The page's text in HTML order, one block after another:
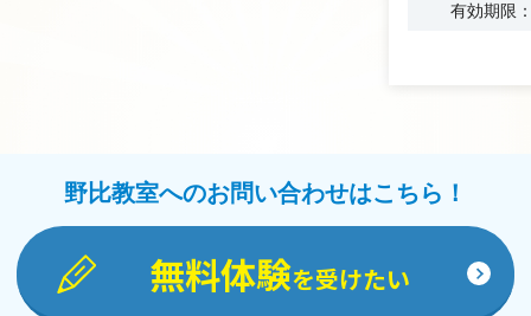
有効期限
野比教室へのお問い合わせはこちら！
無料体験を受けたい